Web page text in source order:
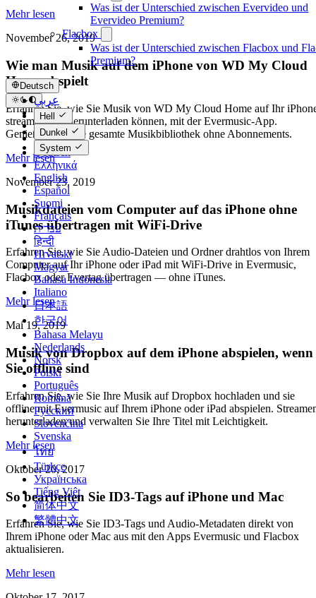
Was ist der Unterschied zwischen Evervideo und
Evervideo Premium?
Flacbox
Was ist der Unterschied zwischen Flacbox und
Premium?
Deutsch
عربي
Català
Čeština
Dansk
Deutsch
Ελληνικά
English
Español
Suomi
Français
עברית
हिन्दी
Hrvatski
Magyar
Bahasa Indonesia
Italiano
日本語
한국어
Bahasa Melayu
Nederlands
Norsk
Polski
Português
Română
Русский
Slovenčina
Svenska
ไทย
Türkçe
Українська
Tiếng Việt
简体中文
繁體中文
Hell
Dunkel
System
Mehr lesen
November 26, 2019
Wie man Musik auf dem iPhone von WD My Cloud
Home abspielt
Erfahren Sie, wie Sie Musik von WD My Cloud Home auf Ihr
streamen und herunterladen können, mit der Evermusic-App.
Genießen Sie Ihre gesamte Musikbibliothek ohne Abonnements.
Mehr lesen
November 23, 2019
Musikdateien vom Computer auf das iPhone ohne
iTunes übertragen mit WiFi-Drive
Erfahren Sie, wie Sie Audio-Dateien und Ordner drahtlos von Ihrem
Computer auf Ihr iPhone oder iPad mit WiFi-Drive in Evermusic,
Flacbox oder Evertag übertragen — ohne iTunes.
Mehr lesen
Mai 19, 2019
Musik von Dropbox auf dem iPhone abspielen, wenn
Sie offline sind
Erfahren Sie, wie Sie Ihre Musik auf Dropbox hochladen und sie
offline mit Evermusic auf Ihrem iPhone oder iPad abspielen.
herunterladen und verwalten Sie Ihre Titel mit Leichtigkeit.
Mehr lesen
Oktober 20, 2017
So bearbeiten Sie ID3-Tags auf iPhone und Mac
Erfahren Sie, wie Sie ID3-Tags und Audio-Metadaten direkt von
Ihrem iPhone oder Mac aus mit den Apps Evermusic und Flacbox
aktualisieren.
Mehr lesen